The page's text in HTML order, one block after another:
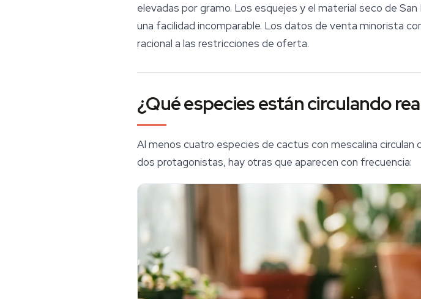
elevadas por gramo. Los esquejes y el material seco de
una facilidad incomparable. Los datos de venta minorista
racional a las restricciones de oferta.
¿Qué especies están circulando
Al menos cuatro especies de cactus con mescalina circulan
dos protagonistas, hay otras que aparecen con frecuencia: